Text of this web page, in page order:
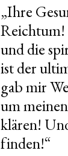
„Ihre
Reichtum!
und die
ist der
gab mir
um
klären!
finden!“